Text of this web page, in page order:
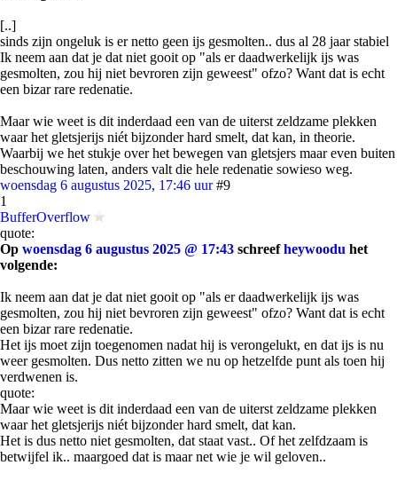
[..]
sinds zijn ongeluk is er netto geen ijs gesmolten.. dus al 28 jaar stabiel
Ik neem aan dat je dat niet gooit op "als er daadwerkelijk ijs was
gesmolten, zou hij niet bevroren zijn geweest" ofzo? Want dat is echt
een bizar rare redenatie.
Maar wie weet is dit inderdaad een van de uiterst zeldzame plekken
waar het gletsjerijs niét bijzonder hard smelt, dat kan, in theorie.
Waarbij we het stukje over het bewegen van gletsjers maar even buiten
beschouwing laten, anders valt die hele redenatie sowieso weg.
woensdag 6 augustus 2025, 17:46 uur #9
1
BufferOverflow
quote:
Op woensdag 6 augustus 2025 @ 17:43 schreefheywoodu het
volgende:
Ik neem aan dat je dat niet gooit op "als er daadwerkelijk ijs was
gesmolten, zou hij niet bevroren zijn geweest" ofzo? Want dat is echt
een bizar rare redenatie.
Het ijs moet zijn toegenomen nadat hij is verongelukt, en dat ijs is nu
weer gesmolten. Dus netto zitten we nu op hetzelfde punt als toen hij
verdwenen is.
quote:
Maar wie weet is dit inderdaad een van de uiterst zeldzame plekken
waar het gletsjerijs niét bijzonder hard smelt, dat kan.
Het is dus netto niet gesmolten, dat staat vast.. Of het zelfdzaam is
betwijfel ik.. maargoed dat is maar net wie je wil geloven..